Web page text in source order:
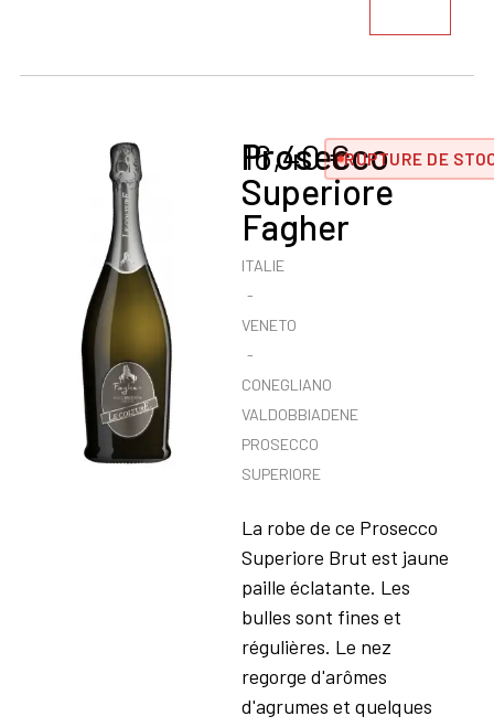
Prosecco
Superiore
Fagher
ITALIE
VENETO
CONEGLIANO
VALDOBBIADENE
PROSECCO
SUPERIORE
16,40€RUPTURE DE
La robe de ce Prosecco
Superiore Brut est jaune
paille éclatante. Les
bulles sont fines et
régulières. Le nez
regorge d'arômes
d'agrumes et quelques